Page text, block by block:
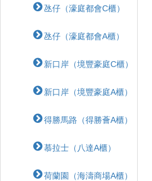
氹仔（濠庭都會C櫃）
氹仔（濠庭都會A櫃）
新口岸（境豐豪庭C櫃）
新口岸（境豐豪庭A櫃）
得勝馬路（得勝薈A櫃）
慕拉士（八達A櫃）
荷蘭園（海濤商場A櫃）